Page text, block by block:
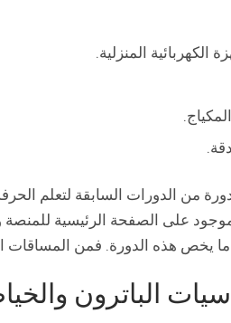
الكهربائية المنزلية.
من الدورات السابقة لتعلم
على الصفحة الرئيسية
يخص هذه الدورة. فمن المساقات
الباترون